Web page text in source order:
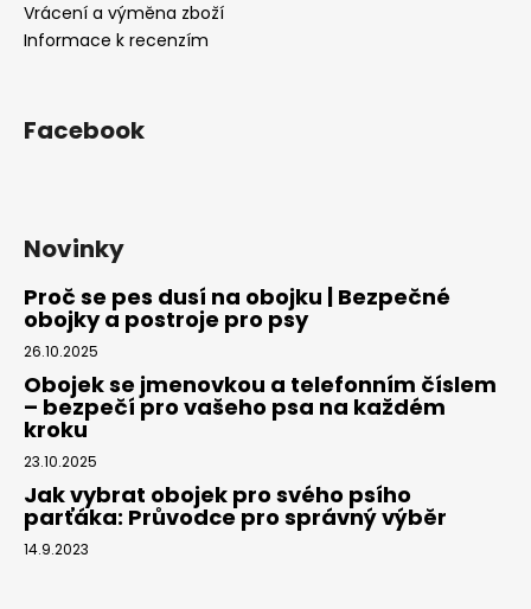
Vrácení a výměna zboží
Informace k recenzím
Facebook
Novinky
Proč se pes dusí na obojku | Bezpečné
obojky a postroje pro psy
26.10.2025
Obojek se jmenovkou a telefonním číslem
– bezpečí pro vašeho psa na každém
kroku
23.10.2025
Jak vybrat obojek pro svého psího
parťáka: Průvodce pro správný výběr
14.9.2023